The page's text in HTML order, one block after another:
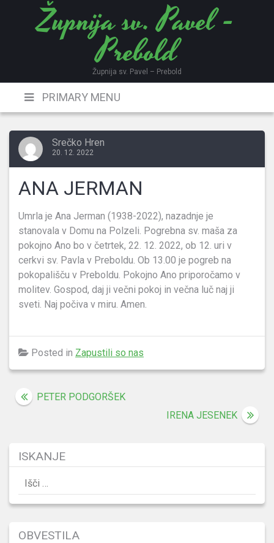
Župnija sv. Pavel -
Prebold
Župnija sv. Pavel – Prebold
PRIMARY MENU
Srečko Hren
20. 12. 2022
ANA JERMAN
Umrla je Ana Jerman (1938-2022), nazadnje je
stanovala v Domu na Polzeli. Pogrebna sv. maša za
pokojno Ano bo v četrtek, 22. 12. 2022, ob 12. uri v
cerkvi sv. Pavla v Preboldu. Ob 13.00 je pogreb na
pokopališču v Preboldu. Pokojno Ano priporočamo v
molitev. Gospod, daj ji večni pokoj in večna luč naj ji
sveti. Naj počiva v miru. Amen.
Posted in Zapustili so nas
Navigacija
PETER PODGORŠEK
IRENA JESENEK
ISKANJE
Išči:
OBVESTILA